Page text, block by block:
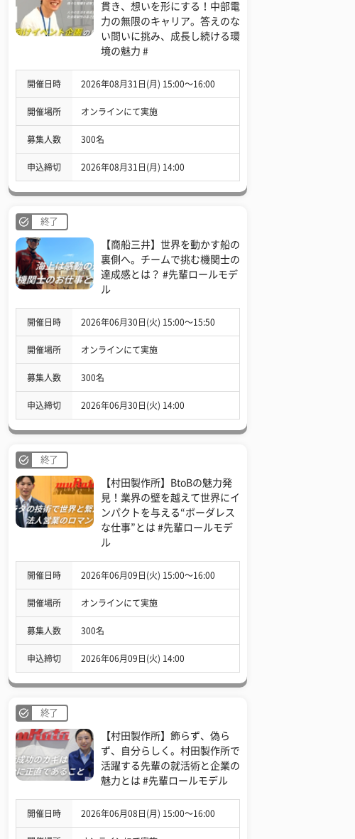
貫き、想いを形にする！中部電
力の無限のキャリア。答えのな
い問いに挑み、成長し続ける環
境の魅力 #
開催日時 2026年08月31日(月) 15:00〜16:00
開催場所 オンラインにて実施
募集人数 300名
申込締切 2026年08月31日(月) 14:00
終了
【商船三井】世界を動かす船の
裏側へ。チームで挑む機関士の
達成感とは？ #先輩ロールモデ
ル
開催日時 2026年06月30日(火) 15:00〜15:50
開催場所 オンラインにて実施
募集人数 300名
申込締切 2026年06月30日(火) 14:00
終了
【村田製作所】BtoBの魅力発
見！業界の壁を越えて世界にイ
ンパクトを与える“ボーダレス
な仕事”とは #先輩ロールモデ
ル
開催日時 2026年06月09日(火) 15:00〜16:00
開催場所 オンラインにて実施
募集人数 300名
申込締切 2026年06月09日(火) 14:00
終了
【村田製作所】飾らず、偽ら
ず、自分らしく。村田製作所で
活躍する先輩の就活術と企業の
魅力とは #先輩ロールモデル
開催日時 2026年06月08日(月) 15:00〜16:00